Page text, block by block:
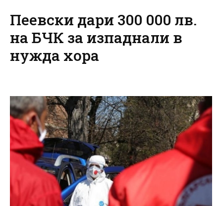
Пеевски дари 300 000 лв.
на БЧК за изпаднали в
нужда хора